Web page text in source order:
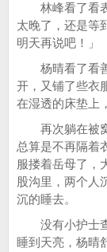
林峰看了看表
太晚了，还是等
明天再说吧！」
杨晴看了看善
开，又铺了些衣
在湿透的床垫上
再次躺在被窝
总算是不再隔着
服搂着岳母了，
股沟里，两个人
沉的睡去。
没有小护士查
睡到天亮，杨晴